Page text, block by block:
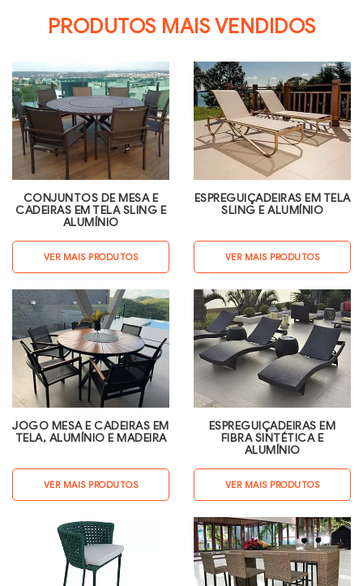
PRODUTOS MAIS VENDIDOS
CONJUNTOS DE MESA E
CADEIRAS EM TELA SLING E
ALUMÍNIO
VER MAIS PRODUTOS
ESPREGUIÇADEIRAS EM TELA
SLING E ALUMÍNIO
VER MAIS PRODUTOS
JOGO MESA E CADEIRAS EM
TELA, ALUMÍNIO E MADEIRA
VER MAIS PRODUTOS
ESPREGUIÇADEIRAS EM
FIBRA SINTÉTICA E
ALUMÍNIO
VER MAIS PRODUTOS